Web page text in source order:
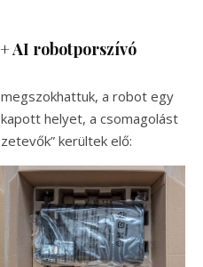
AI robotporszívó
a robot egy
helyet, a csomagolást
kerültek elő: